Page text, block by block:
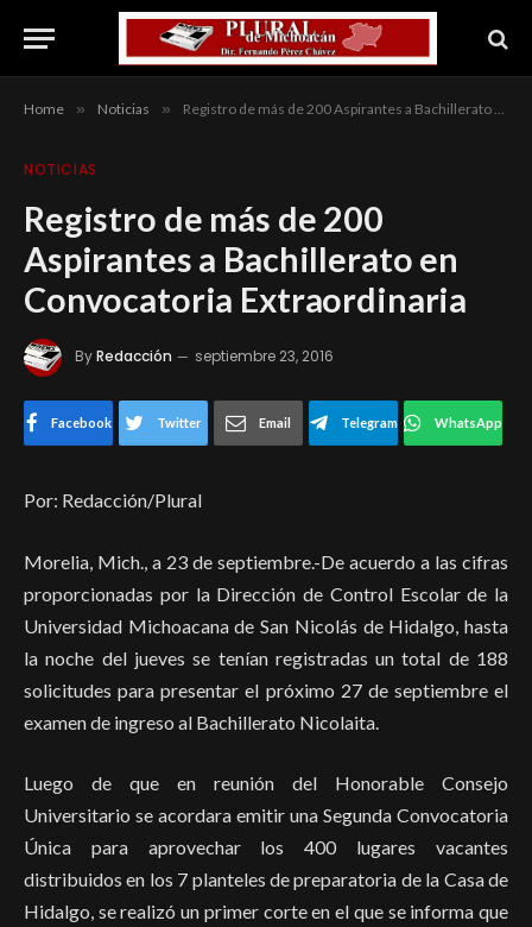
Home » Noticias » Registro de más de 200 Aspirantes a Bachillerato en Convocatoria Extraordinaria
NOTICIAS
Registro de más de 200
Aspirantes a Bachillerato en
Convocatoria Extraordinaria
ByRedacción septiembre 23, 2016
Facebook Twitter Email Telegram WhatsApp
Por: Redacción/Plural
Morelia, Mich., a 23 de septiembre.-De acuerdo a las cifras
proporcionadas por la Dirección de Control Escolar de la
Universidad Michoacana de San Nicolás de Hidalgo, hasta
la noche del jueves se tenían registradas un total de 188
solicitudes para presentar el próximo 27 de septiembre el
examen de ingreso al Bachillerato Nicolaita.
Luego de que en reunión del Honorable Consejo
Universitario se acordara emitir una Segunda Convocatoria
Única para aprovechar los 400 lugares vacantes
distribuidos en los 7 planteles de preparatoria de la Casa de
Hidalgo, se realizó un primer corte en el que se informa que